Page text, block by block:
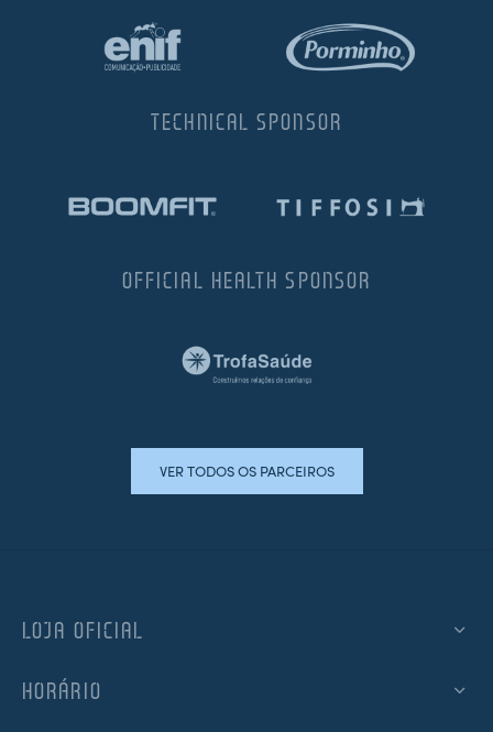
TECHNICAL SPONSOR
OFFICIAL HEALTH SPONSOR
VER TODOS OS PARCEIROS
LOJA OFICIAL
HORÁRIO